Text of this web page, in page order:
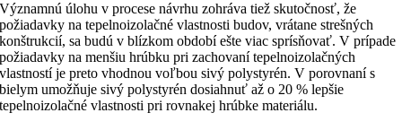
Významnú úlohu v procese návrhu zohráva tiež skutočnosť, že
požiadavky na tepelnoizolačné vlastnosti budov, vrátane strešných
konštrukcií, sa budú v blízkom období ešte viac sprísňovať. V prípade
požiadavky na menšiu hrúbku pri zachovaní tepelnoizolačných
vlastností je preto vhodnou voľbou sivý polystyrén. V porovnaní s
bielym umožňuje sivý polystyrén dosiahnuť až o 20 % lepšie
tepelnoizolačné vlastnosti pri rovnakej hrúbke materiálu.